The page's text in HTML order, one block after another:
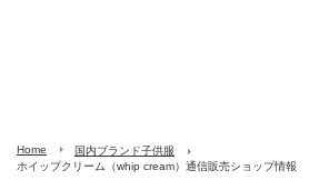
Home
国内ブランド子供服
ホイップクリーム（whip cream）通信販売ショップ情報